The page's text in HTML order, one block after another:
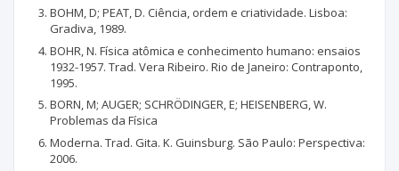
BOHM, D; PEAT, D. Ciência, ordem e criatividade. Lisboa:
Gradiva, 1989.
BOHR, N. Física atômica e conhecimento humano: ensaios
1932-1957. Trad. Vera Ribeiro. Rio de Janeiro: Contraponto,
1995.
BORN, M; AUGER; SCHRÖDINGER, E; HEISENBERG, W.
Problemas da Física
Moderna. Trad. Gita. K. Guinsburg. São Paulo: Perspectiva:
2006.